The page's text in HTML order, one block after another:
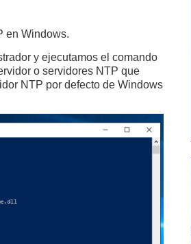
en Windows.
y ejecutamos el comando
o servidores NTP que
NTP por defecto de Windows